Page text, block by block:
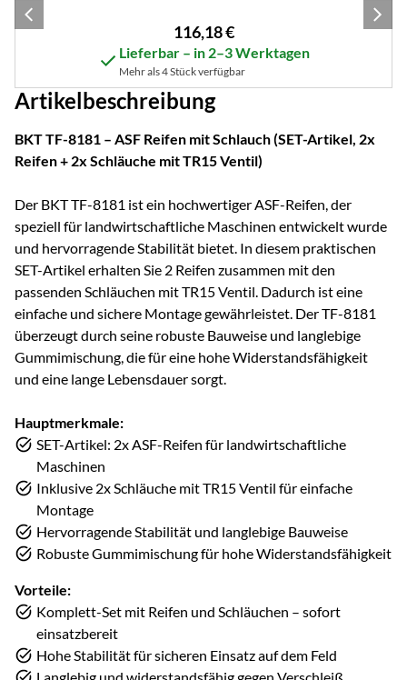
116,18€
Lieferbar – in 2–3 Werktagen
Mehr als 4 Stück verfügbar
Artikelbeschreibung
BKT TF-8181 – ASF Reifen mit Schlauch (SET-Artikel, 2x
Reifen + 2x Schläuche mit TR15 Ventil)
Der BKT TF-8181 ist ein hochwertiger ASF-Reifen, der
speziell für landwirtschaftliche Maschinen entwickelt wurde
und hervorragende Stabilität bietet. In diesem praktischen
SET-Artikel erhalten Sie 2 Reifen zusammen mit den
passenden Schläuchen mit TR15 Ventil. Dadurch ist eine
einfache und sichere Montage gewährleistet. Der TF-8181
überzeugt durch seine robuste Bauweise und langlebige
Gummimischung, die für eine hohe Widerstandsfähigkeit
und eine lange Lebensdauer sorgt.
Hauptmerkmale:
SET-Artikel: 2x ASF-Reifen für landwirtschaftliche
Maschinen
Inklusive 2x Schläuche mit TR15 Ventil für einfache
Montage
Hervorragende Stabilität und langlebige Bauweise
Robuste Gummimischung für hohe Widerstandsfähigkeit
Vorteile:
Komplett-Set mit Reifen und Schläuchen – sofort
einsatzbereit
Hohe Stabilität für sicheren Einsatz auf dem Feld
Langlebig und widerstandsfähig gegen Verschleiß